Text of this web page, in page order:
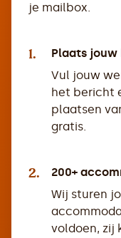
je mailbox.
1.
Plaats
Vul jouw
het bericht
plaatsen
gratis.
2.
200+
Wij sturen
voldoen, zij